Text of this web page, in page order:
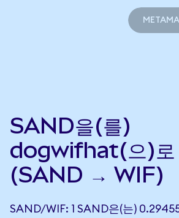
SAND을(를)
dogwifhat(으)로
(SAND → WIF)
SAND/WIF: 1 SAND은(는)